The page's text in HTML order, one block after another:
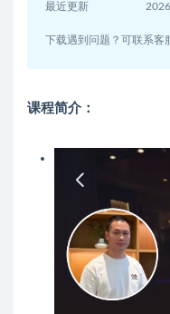
最近更新
下载遇到问题？可联系客
课程简介：